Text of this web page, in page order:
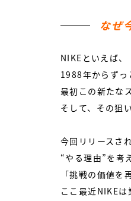
なぜ
NIKEといえば、
1988年からずっ
最初この新たな
そして、その狙
今回リリースさ
“やる理由”を考
「挑戦の価値を
ここ最近NIKE